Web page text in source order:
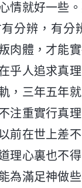
情就好一些
分辨，有分
肉體，才能
乎人追求真
，三年五年
注重實行真
前在世上差
理心裏也不
為滿足神做